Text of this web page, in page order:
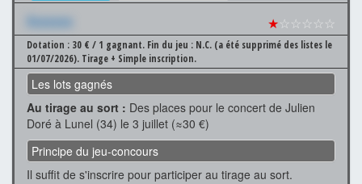
Xxxxxxx ★☆☆☆☆☆
Dotation : 30 € / 1 gagnant. Fin du jeu : N.C. (a été supprimé des listes le
01/07/2026). Tirage + Simple inscription.
Les lots gagnés
Au tirage au sort : Des places pour le concert de Julien
Doré à Lunel (34) le 3 juillet (≈30 €)
Principe du jeu-concours
Il suffit de s'inscrire pour participer au tirage au sort.